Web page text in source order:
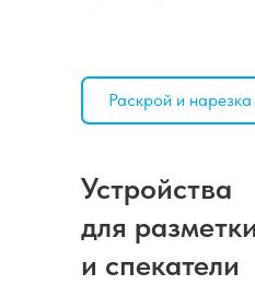
Устройства
для
и спекатели
Раскрой и нарезка